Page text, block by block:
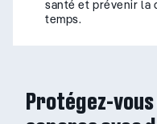
santé et prévenir la
temps.
Protégez-